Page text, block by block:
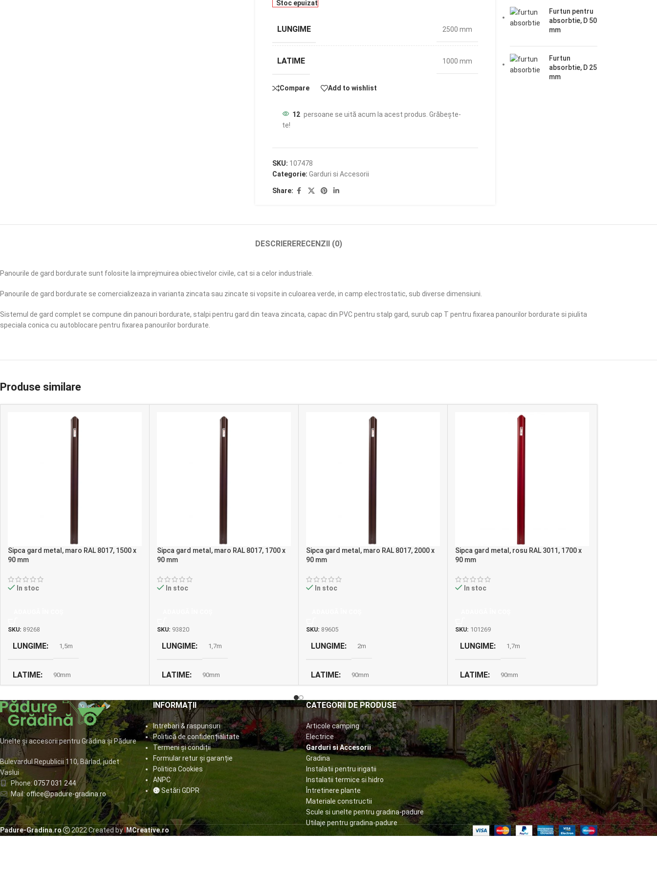
Stoc epuizat
LUNGIME 2500 mm
LATIME 1000 mm
Compare Add to wishlist
12 persoane se uită acum la acest produs. Grăbește-
te!
SKU: 107478
Categorie: Garduri si Accesorii
Share:
Furtun pentru
absorbtie, D 50
mm
Furtun
absorbtie, D 25
mm
DESCRIERERECENZII (0)
Panourile de gard bordurate sunt folosite la imprejmuirea obiectivelor civile, cat si a celor industriale.
Panourile de gard bordurate se comercializeaza in varianta zincata sau zincate si vopsite in culoarea verde, in camp electrostatic, sub diverse dimensiuni.
Sistemul de gard complet se compune din panouri bordurate, stalpi pentru gard din teava zincata, capac din PVC pentru stalp gard, surub cap T pentru fixarea panourilor bordurate si piulita
speciala conica cu autoblocare pentru fixarea panourilor bordurate.
Produse similare
Sipca gard metal, maro RAL 8017, 1500 x
90 mm
In stoc
SKU: 89268
LUNGIME 1,5m
LATIME 90mm
CULOARE maro RAL 8017
GROSIME TABLA 0,4mm
Sipca gard metal, maro RAL 8017, 1700 x
90 mm
In stoc
SKU: 93820
LUNGIME 1,7m
LATIME 90mm
CULOARE maro RAL 8017
GROSIME TABLA 0,4mm
Sipca gard metal, maro RAL 8017, 2000 x
90 mm
In stoc
SKU: 89605
LUNGIME 2m
LATIME 90mm
CULOARE maro RAL 8017
GROSIME TABLA 0,4mm
Sipca gard metal, rosu RAL 3011, 1700 x
90 mm
In stoc
SKU: 101269
LUNGIME 1,7m
LATIME 90mm
CULOARE Rosu RAL 3011
GROSIME TABLA 0,4mm
DIMENSIUNE
CULOARE
Unelte și accesorii pentru Grădina și Pădure
Bulevardul Republicii 110, Bârlad, judet
Vaslui
Phone: 0757 031 244
Mail:office@padure-gradina.ro
INFORMAȚII
Intrebari & raspunsuri
Politică de confidențialitate
Termeni și condiții
Formular retur și garanție
Politica Cookies
ANPC
Setări GDPR
CATEGORII DE PRODUSE
Articole camping
Electrice
Garduri si Accesorii
Gradina
Instalatii pentru irigatii
Instalatii termice si hidro
Întretinere plante
Materiale constructii
Scule si unelte pentru gradina-padure
Utilaje pentru gradina-padure
Padure-Gradina.ro
2022 Created byIMCreative.ro